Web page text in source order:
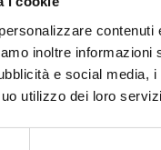
inoltre
e social media,
utilizzo dei loro